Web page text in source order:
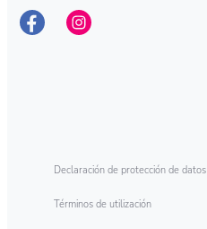
Declaración de protección de datos
Términos de utilización